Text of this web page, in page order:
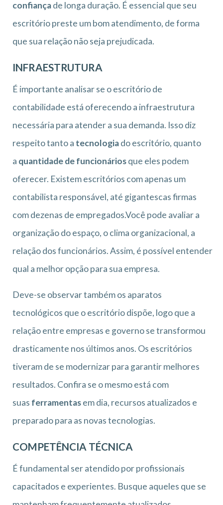
confiançade longa duração. É essencial que seu
escritório preste um bom atendimento, de forma
que sua relação não seja prejudicada.
INFRAESTRUTURA
É importante analisar se o escritório de
contabilidade está oferecendo a infraestrutura
necessária para atender a sua demanda. Isso diz
respeito tanto a tecnologiado escritório, quanto
a quantidade de funcionáriosque eles podem
oferecer. Existem escritórios com apenas um
contabilista responsável, até gigantescas firmas
com dezenas de empregados.Você pode avaliar a
organização do espaço, o clima organizacional, a
relação dos funcionários. Assim, é possível entender
qual a melhor opção para sua empresa.
Deve-se observar também os aparatos
tecnológicos que o escritório dispõe, logo que a
relação entre empresas e governo se transformou
drasticamente nos últimos anos. Os escritórios
tiveram de se modernizar para garantir melhores
resultados. Confira se o mesmo está com
suas ferramentasem dia, recursos atualizados e
preparado para as novas tecnologias.
COMPETÊNCIA TÉCNICA
É fundamental ser atendido por profissionais
capacitados e experientes. Busque aqueles que se